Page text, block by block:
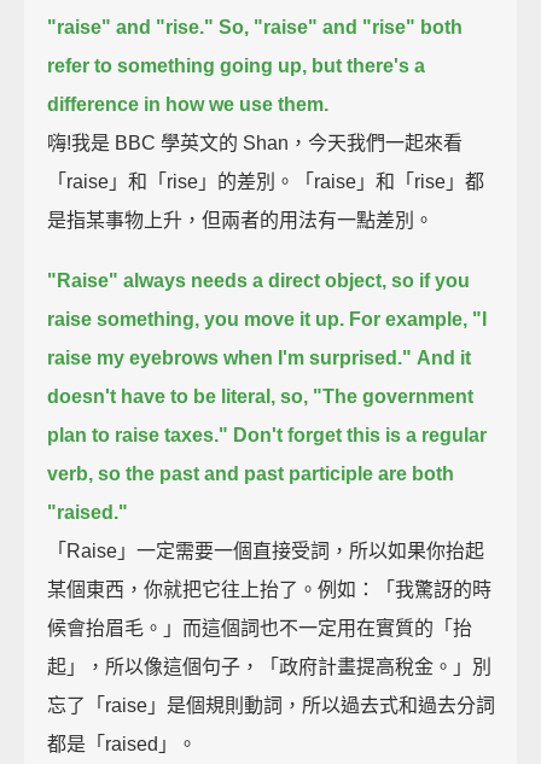
"raise" and "rise." So, "raise" and "rise" both
refer to something going up, but there's a
difference in how we use them.
嗨!我是 BBC 學英文的 Shan，今天我們一起來看
「raise」和「rise」的差別。「raise」和「rise」都
是指某事物上升，但兩者的用法有一點差別。
"Raise" always needs a direct object, so if you
raise something, you move it up. For example, "I
raise my eyebrows when I'm surprised." And it
doesn't have to be literal, so, "The government
plan to raise taxes." Don't forget this is a regular
verb, so the past and past participle are both
"raised."
「Raise」一定需要一個直接受詞，所以如果你抬起
某個東西，你就把它往上抬了。例如：「我驚訝的時
候會抬眉毛。」而這個詞也不一定用在實質的「抬
起」，所以像這個句子，「政府計畫提高稅金。」別
忘了「raise」是個規則動詞，所以過去式和過去分詞
都是「raised」。